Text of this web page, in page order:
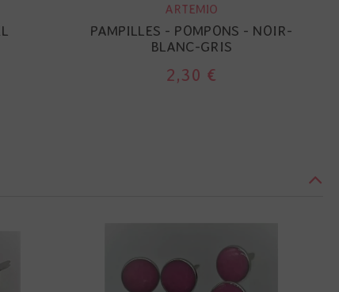
ARTEMIO
PAMPILLES - POMPONS - NOIR-
BLANC-GRIS
2,30 €